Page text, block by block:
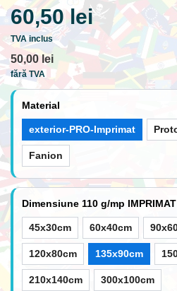
60,50 lei
TVA inclus
50,00 lei
fără TVA
Material
exterior-PRO-Imprimat
Fanion
Dimensiune 110 g/mp IMPRIMAT
45x30cm 60x40cm
120x80cm 135x90cm
210x140cm 300x100cm